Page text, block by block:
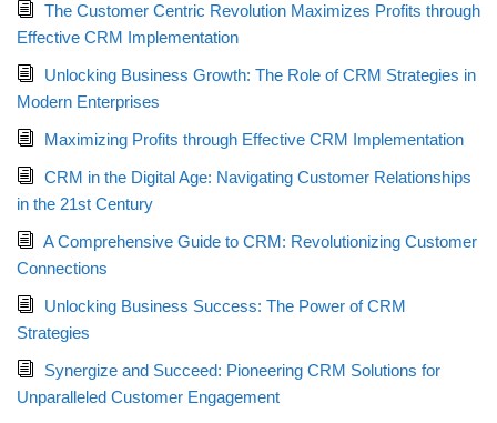
The Customer Centric Revolution Maximizes Profits through
Effective CRM Implementation
Unlocking Business Growth: The Role of CRM Strategies in
Modern Enterprises
Maximizing Profits through Effective CRM Implementation
CRM in the Digital Age: Navigating Customer Relationships
in the 21st Century
A Comprehensive Guide to CRM: Revolutionizing Customer
Connections
Unlocking Business Success: The Power of CRM
Strategies
Synergize and Succeed: Pioneering CRM Solutions for
Unparalleled Customer Engagement